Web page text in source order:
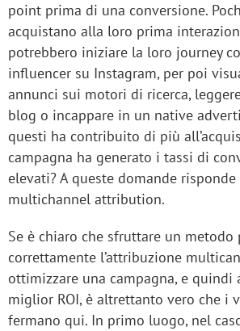
point prima di una conversione.
acquistano alla loro prima
potrebbero iniziare la loro journey
influencer su Instagram, per poi
annunci sui motori di ricerca,
blog o incappare in un native
questi ha contribuito di più
campagna ha generato i tassi di
elevati? A queste domande
multichannel attribution.
Se è chiaro che sfruttare un metodo
correttamente l’attribuzione
ottimizzare una campagna, e quindi
miglior ROI, è altrettanto vero che i
fermano qui. In primo luogo, nel